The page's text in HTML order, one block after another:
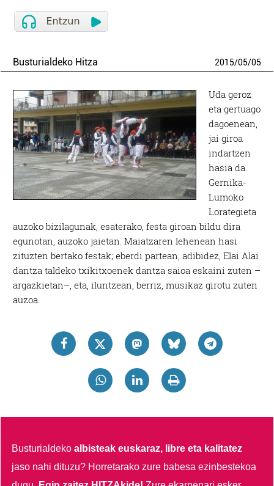
Busturialdeko Hitza 2015/05/05
Uda geroz
eta gertuago
dagoenean,
jai giroa
indartzen
hasia da.
Gernika-
Lumoko
Lorategieta
auzoko bizilagunak, esaterako, festa giroan bildu dira
egunotan, auzoko jaietan. Maiatzaren lehenean hasi
zituzten bertako festak; eberdi partean, adibidez, Elai Alai
dantza taldeko txikitxoenek dantza saioa eskaini zuten –
argazkietan–, eta, iluntzean, berriz, musikaz girotu zuten
auzoa.
Busturialdekoalbisteak euskaraz, libre eta kalitatez
jaso nahi dituzu? Horretarako zure babesa ezinbestekoa